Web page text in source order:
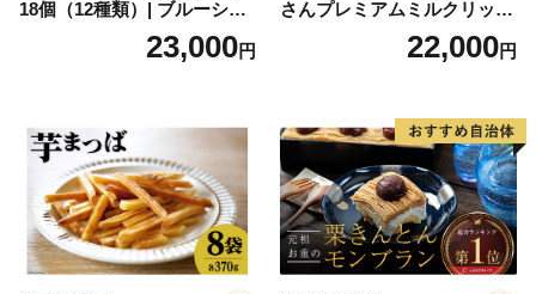
18個（12種類）| ブルーシー
ルアイス ブルーシールアイ
スクリーム 着日指定可能 送
誕生日 カップ 詰め合わせ バ
ラエティ | バニラ チョコレー
ト ストロベリー ピスタチオ
バニラ＆クッキー ウベ 沖縄
紅イモ 塩ちんすこう 沖縄シ
ークヮーサー 沖縄黒糖 琉球
ロイヤルミルクティ 沖縄パ
イン
23,000円
さんプレミアムミルクリッチ
12個（AP-01）（ 北海道アイ
ス 北海道産アイス アイス ア
道産アイス 道産アイスクリ
ーム ギフト 詰合せ 詰め合わ
せ ふるさと納税 ）
22,000円